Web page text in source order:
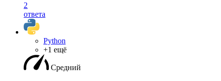
2
ответа
Python
+1 ещё
Средний